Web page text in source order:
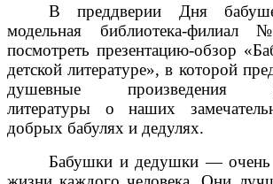
В преддверии Дня
модельная библиотека-филиал
посмотреть презентацию-обзор
детской литературе», в которой
душевные произведения
литературы о наших
добрых бабулях и дедулях.
Бабушки и дедушки —